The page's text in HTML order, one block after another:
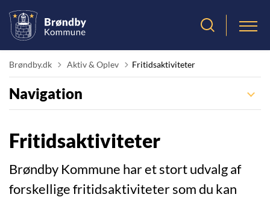
Brøndby.dk Tilbage til
Aktiv & Oplev Fritidsaktiviteter
Navigation
Fritidsaktiviteter
Brøndby Kommune har et stort udvalg af
forskellige fritidsaktiviteter som du kan